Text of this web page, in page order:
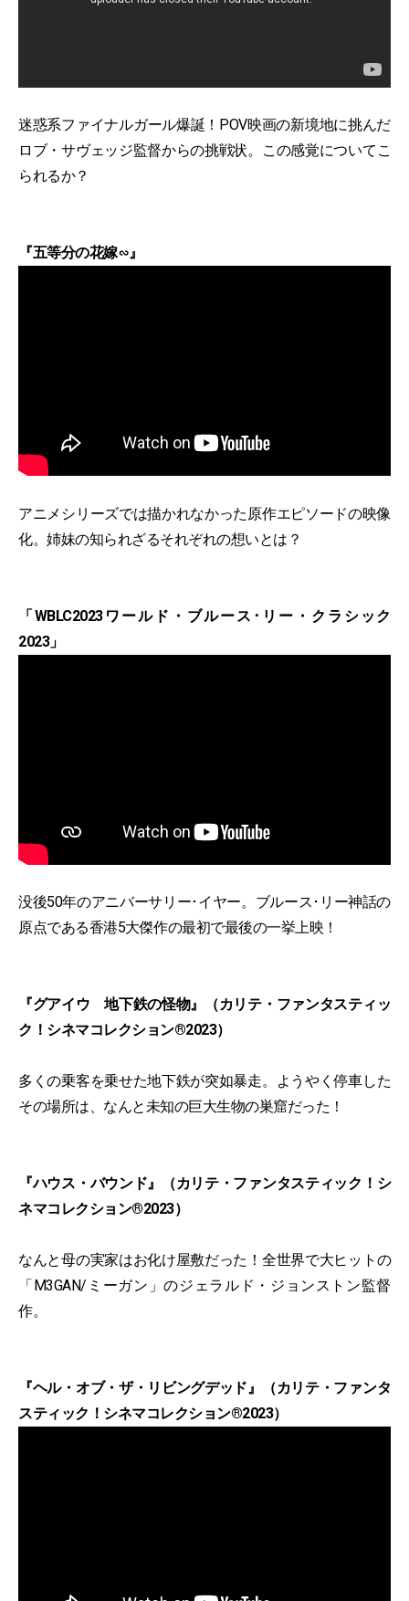
迷惑系ファイナルガール爆誕！POV映画の新境地に挑んだ
ロブ・サヴェッジ監督からの挑戦状。この感覚についてこ
られるか？
『五等分の花嫁∽』
アニメシリーズでは描かれなかった原作エピソードの映像
化。姉妹の知られざるそれぞれの想いとは？
「WBLC2023ワールド・ブルース･リー・クラシック
2023」
没後50年のアニバーサリー･イヤー。ブルース･リー神話の
原点である香港5大傑作の最初で最後の一挙上映！
『グアイウ 地下鉄の怪物』（カリテ・ファンタスティッ
ク！シネマコレクション®2023）
多くの乗客を乗せた地下鉄が突如暴走。ようやく停車した
その場所は、なんと未知の巨大生物の巣窟だった！
『ハウス・バウンド』（カリテ・ファンタスティック！シ
ネマコレクション®2023）
なんと母の実家はお化け屋敷だった！全世界で大ヒットの
「M3GAN/ミーガン」のジェラルド・ジョンストン監督
作。
『ヘル・オブ・ザ・リビングデッド』（カリテ・ファンタ
スティック！シネマコレクション®2023）